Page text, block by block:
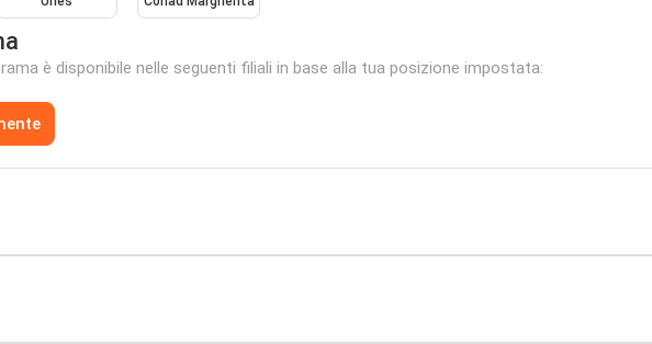
è disponibile nelle seguenti filiali in base alla tua posizione impostata: